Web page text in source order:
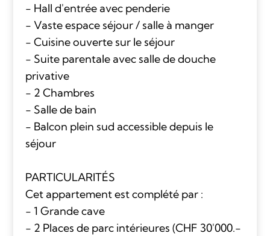
- Hall d'entrée avec penderie
- Vaste espace séjour / salle à manger
- Cuisine ouverte sur le séjour
- Suite parentale avec salle de douche
privative
- 2 Chambres
- Salle de bain
- Balcon plein sud accessible depuis le
séjour
PARTICULARITÉS
Cet appartement est complété par :
- 1 Grande cave
- 2 Places de parc intérieures (CHF 30'000.-